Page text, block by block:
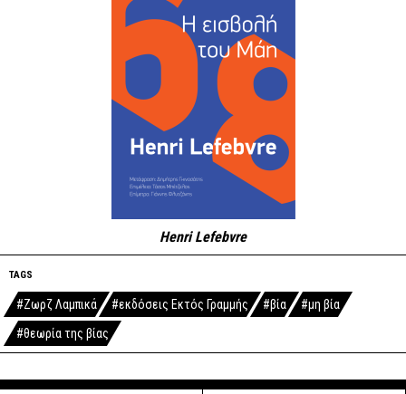
Henri Lefebvre
TAGS
#Ζωρζ Λαμπικά #εκδόσεις Εκτός Γραμμής #βία
#μη βία
#θεωρία της βίας